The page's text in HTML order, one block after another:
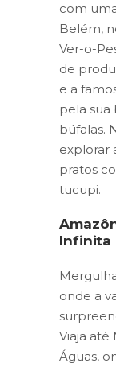
com
Belém,
Ver-o-
de
e a
pela sua
búfalas.
explorar
pratos
tucupi.
Infinita
onde a
Viaja até
Águas,